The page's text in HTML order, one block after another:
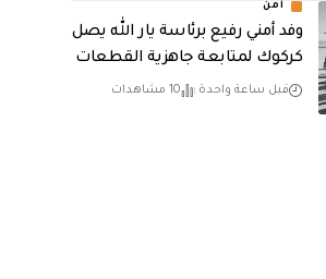
أمن
وفد أمني رفيع برئاسة يار الله يصل
كركوك لمتابعة جاهزية القطعات
قبل ساعة واحدة 10 مشاهدات